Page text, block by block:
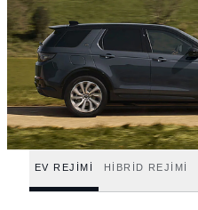
EV REJİMİ HİBRİD REJİMİ